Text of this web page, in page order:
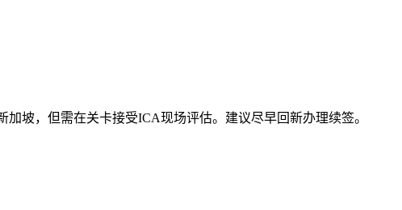
坡，但需在关卡接受ICA现场评估。建议尽早回新办理续签。